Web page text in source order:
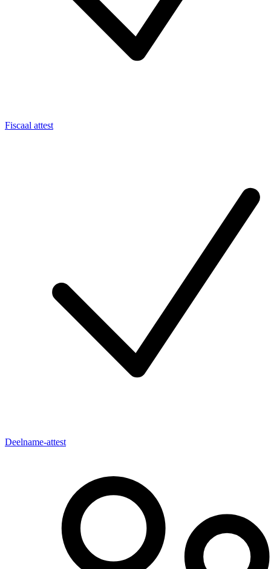
Fiscaal attest
Deelname-attest